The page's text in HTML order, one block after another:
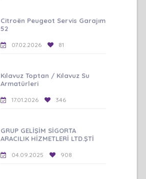
Citroën Peugeot Servis Garajım
52
07.02.2026 81
Kılavuz Toptan / Kılavuz Su
Armatürleri
17.01.2026 346
GRUP GELİŞİM SİGORTA
ARACILIK HİZMETLERİ LTD.ŞTİ
04.09.2025 908